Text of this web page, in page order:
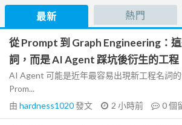
最新 熱門
從 Prompt 到 Graph Engineering：
詞，而是 AI Agent 踩坑後衍生的工程
AI Agent 可能是近年最容易出現新工程名詞
Prom...
由 hardness1020發文 2 小時前 0個